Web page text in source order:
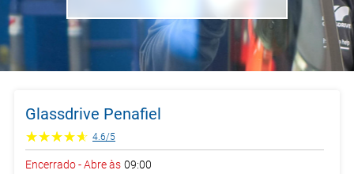
Glassdrive Penafiel
4.6/5
Encerrado-Abre às 09:00